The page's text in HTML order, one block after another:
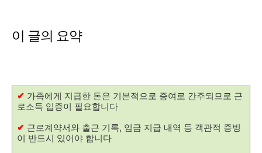
이 글의 요약
✔ 가족에게 지급한 돈은 기본적으로 증여로 간주되므로 근
로소득 입증이 필요합니다
✔ 근로계약서와 출근 기록, 임금 지급 내역 등 객관적 증빙
이 반드시 있어야 합니다